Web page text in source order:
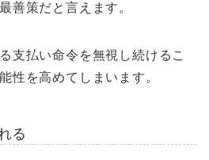
善策だと言えます。
支払い命令を無視し続けるこ
性を高めてしまいます。
る